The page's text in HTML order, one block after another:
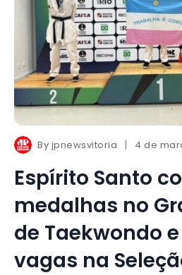
By jpnewsvitoria 4 de
Espírito Santo
medalhas no
de Taekwondo
vagas na